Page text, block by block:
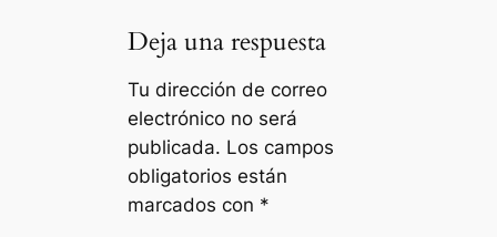
Deja una respuesta
Tu dirección de correo
electrónico no será
publicada. Los campos
obligatorios están
marcados con *